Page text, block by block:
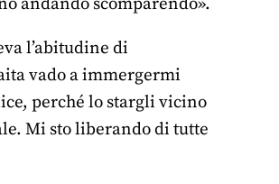
l’abitudine di
vado a immergermi
perché lo stargli vicino
Mi sto liberando di tutte